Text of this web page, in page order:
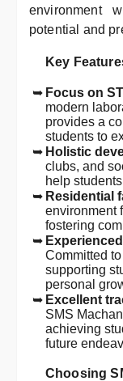
environment
potential and
Key
Focus on
modern
provides a
students to
Holistic
clubs, and
help
Residential
environment
fostering
Committed
supporting
personal
Excellent
SMS
achieving
future
Choosing